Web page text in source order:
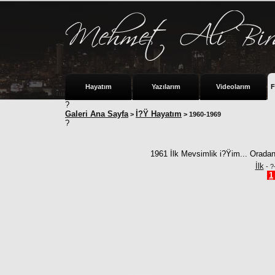
Hayatım Yazılarım Videolarım
?
Galeri Ana Sayfa > İ?Ÿ Hayatım > 1960-1969
?
1961 İlk Mevsimlik i?Ÿim...
İlk -
1